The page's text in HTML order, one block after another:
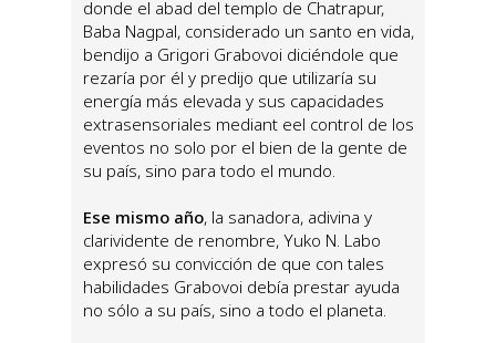
donde el abad del templo de Chatrapur,
Baba Nagpal, considerado un santo en vida,
bendijo a Grigori Grabovoi diciéndole que
rezaría por él y predijo que utilizaría su
energía más elevada y sus capacidades
extrasensoriales mediant eel control de los
eventos no solo por el bien de la gente de
su país, sino para todo el mundo.
Ese mismo año, la sanadora, adivina y
clarividente de renombre, Yuko N. Labo
expresó su convicción de que con tales
habilidades Grabovoi debía prestar ayuda
no sólo a su país, sino a todo el planeta.